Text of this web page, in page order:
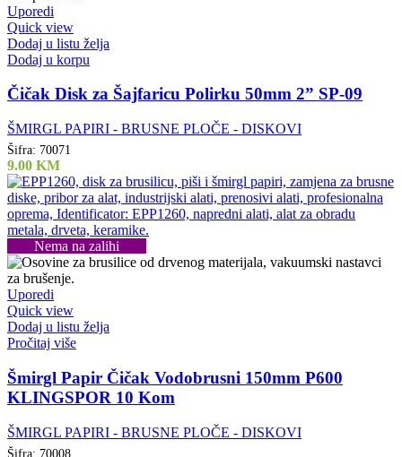
Uporedi
Quick view
Dodaj u listu želja
Dodaj u korpu
Čičak Disk za Šajfaricu Polirku 50mm 2” SP-09
ŠMIRGL PAPIRI - BRUSNE PLOČE - DISKOVI
Šifra: 70071
9.00 KM
Nema na zalihi
Uporedi
Quick view
Dodaj u listu želja
Pročitaj više
Šmirgl Papir Čičak Vodobrusni 150mm P600
KLINGSPOR 10 Kom
ŠMIRGL PAPIRI - BRUSNE PLOČE - DISKOVI
Šifra: 70008